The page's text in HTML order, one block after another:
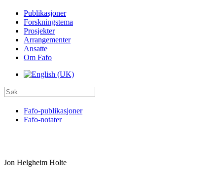
Publikasjoner
Forskningstema
Prosjekter
Arrangementer
Ansatte
Om Fafo
Fafo-publikasjoner
Fafo-notater
Jon Helgheim Holte